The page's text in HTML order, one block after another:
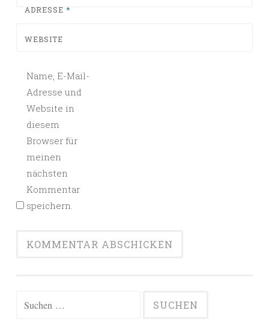
ADRESSE *
WEBSITE
Name, E-Mail-
Adresse und
Website in
diesem
Browser für
meinen
nächsten
Kommentar
speichern.
Suchen